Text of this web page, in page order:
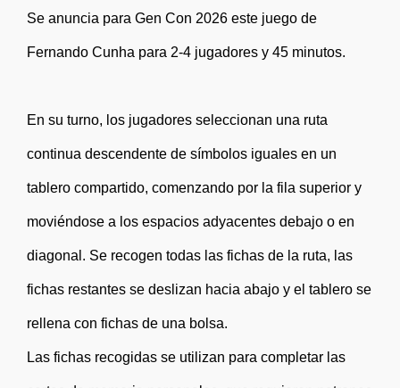
Se anuncia para Gen Con 2026 este juego de
Fernando Cunha para 2-4 jugadores y 45 minutos.
En su turno, los jugadores seleccionan una ruta
continua descendente de símbolos iguales en un
tablero compartido, comenzando por la fila superior y
moviéndose a los espacios adyacentes debajo o en
diagonal. Se recogen todas las fichas de la ruta, las
fichas restantes se deslizan hacia abajo y el tablero se
rellena con fichas de una bolsa.
Las fichas recogidas se utilizan para completar las